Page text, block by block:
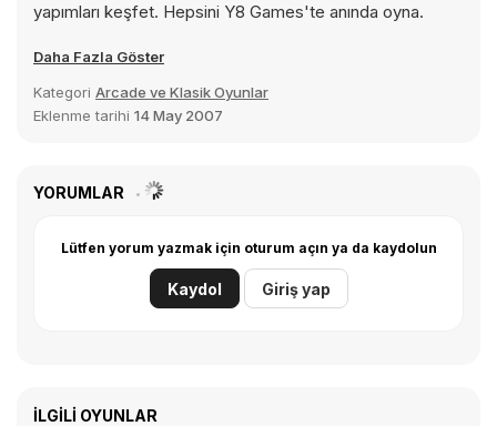
yapımları keşfet. Hepsini Y8 Games'te anında oyna.
Daha Fazla Göster
Kategori Arcade ve Klasik Oyunlar
Eklenme tarihi 14 May 2007
YORUMLAR
Lütfen yorum yazmak için oturum açın ya da kaydolun
Kaydol Giriş yap
İLGILI OYUNLAR